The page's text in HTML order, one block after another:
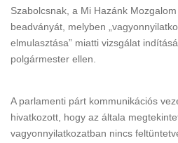
Szabolcsnak, a Mi Hazánk
beadványát, melyben
elmulasztása” miatti vizsgálat
polgármester ellen.
A parlamenti párt kommunikációs
hivatkozott, hogy az általa
vagyonnyilatkozatban nincs